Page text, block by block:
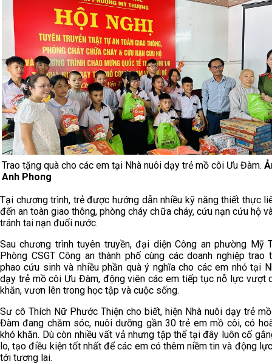
Trao tặng quà cho các em tại Nhà nuôi dạy trẻ mồ côi Ưu Đàm.
Anh Phong
Tại chương trình, trẻ được hướng dẫn nhiều kỹ năng thiết thực
đến an toàn giao thông, phòng cháy chữa cháy, cứu nạn cứu hộ
tránh tai nạn đuối nước.
Sau chương trình tuyên truyền, đại diện Công an phường Mỹ
Phòng CSGT Công an thành phố cùng các doanh nghiệp trao
phao cứu sinh và nhiều phần quà ý nghĩa cho các em nhỏ tại
dạy trẻ mồ côi Ưu Đàm, động viên các em tiếp tục nỗ lực vượt
khăn, vươn lên trong học tập và cuộc sống.
Sư cô Thích Nữ Phước Thiện cho biết, hiện Nhà nuôi dạy trẻ
Đàm đang chăm sóc, nuôi dưỡng gần 30 trẻ em mồ côi, có
khó khăn. Dù còn nhiều vất vả nhưng tập thể tại đây luôn cố
lo, tạo điều kiện tốt nhất để các em có thêm niềm tin và động
tới tương lai.